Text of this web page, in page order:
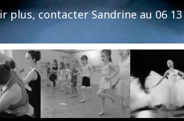
plus, contacter Sandrine au 06 13